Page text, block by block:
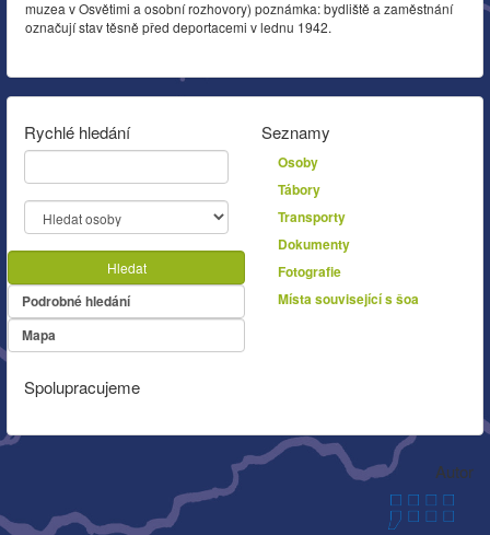
muzea v Osvětimi a osobní rozhovory) poznámka: bydliště a zaměstnání
označují stav těsně před deportacemi v lednu 1942.
Rychlé hledání
Hledat
Podrobné hledání
Mapa
Seznamy
Osoby
Tábory
Transporty
Dokumenty
Fotografie
Místa související s šoa
Spolupracujeme
Autor